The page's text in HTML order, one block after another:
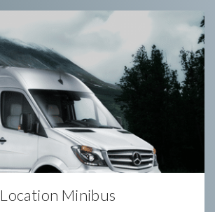
Location Minibus